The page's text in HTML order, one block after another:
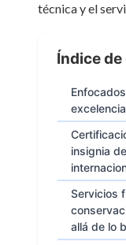
técnica y el
Índice
insignia
Servicios
allá de lo